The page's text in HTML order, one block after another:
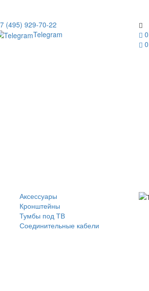
0
0
(495) 929-70-22
Telegram
Аксессуары
Кронштейны
Тумбы под ТВ
Соединительные кабели